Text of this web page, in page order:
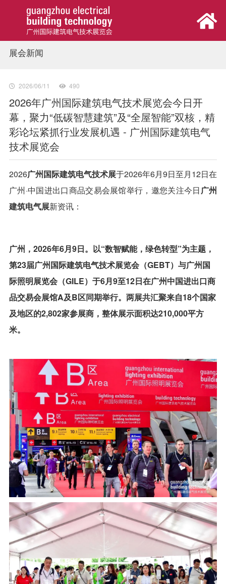
首页
展会概览
观众中心
参展中心
同期活动
新闻中心
EN
展会新闻
2026/06/11 490
2026年广州国际建筑电气技术展览会今日开
幕，聚力“低碳智慧建筑”及“全屋智能”双核，精
彩论坛紧抓行业发展机遇 - 广州国际建筑电气
技术展览会
2026广州国际建筑电气技术展于2026年6月9日至月12日在
广州·中国进出口商品交易会展馆举行，邀您关注今日广州
建筑电气展新资讯：
广州，2026年6月9日。以“数智赋能，绿色转型”为主题，
第23届广州国际建筑电气技术展览会（GEBT）与广州国
际照明展览会（GILE）于6月9至12日在广州中国进出口商
品交易会展馆A及B区同期举行。 两展共汇聚来自18个国家
及地区的2,802家参展商，整体展示面积达210,000平方
米。